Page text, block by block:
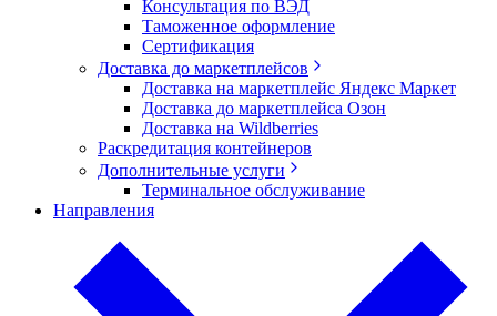
Консультация по ВЭД
Таможенное оформление
Сертификация
Доставка до маркетплейсов
Доставка на маркетплейс Яндекс Маркет
Доставка до маркетплейса Озон
Доставка на Wildberries
Раскредитация контейнеров
Дополнительные услуги
Терминальное обслуживание
Направления